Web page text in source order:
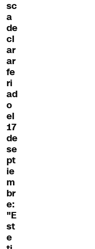
sc
a
de
cl
ar
ar
fe
ri
ad
o
el
17
de
se
pt
ie
m
br
e:
"E
st
e